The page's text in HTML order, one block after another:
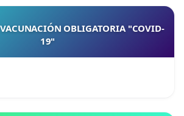
VACUNACIÓN OBLIGATORIA "COVID-
19"